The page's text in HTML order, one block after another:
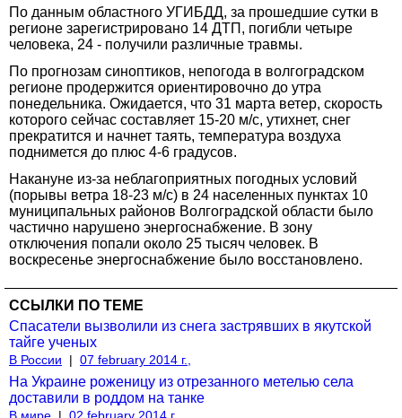
По данным областного УГИБДД, за прошедшие сутки в
регионе зарегистрировано 14 ДТП, погибли четыре
человека, 24 - получили различные травмы.
По прогнозам синоптиков, непогода в волгоградском
регионе продержится ориентировочно до утра
понедельника. Ожидается, что 31 марта ветер, скорость
которого сейчас составляет 15-20 м/с, утихнет, снег
прекратится и начнет таять, температура воздуха
поднимется до плюс 4-6 градусов.
Накануне из-за неблагоприятных погодных условий
(порывы ветра 18-23 м/с) в 24 населенных пунктах 10
муниципальных районов Волгоградской области было
частично нарушено энергоснабжение. В зону
отключения попали около 25 тысяч человек. В
воскресенье энергоснабжение было восстановлено.
ССЫЛКИ ПО ТЕМЕ
Спасатели вызволили из снега застрявших в якутской
тайге ученых
В России | 07 february 2014 г.,
На Украине роженицу из отрезанного метелью села
доставили в роддом на танке
В мире | 02 february 2014 г.,